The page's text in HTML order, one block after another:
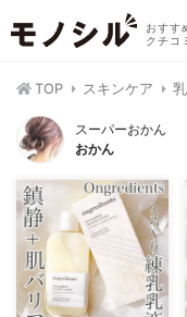
おすす
クチコ
TOP スキンケア
スーパーおかん
おかん